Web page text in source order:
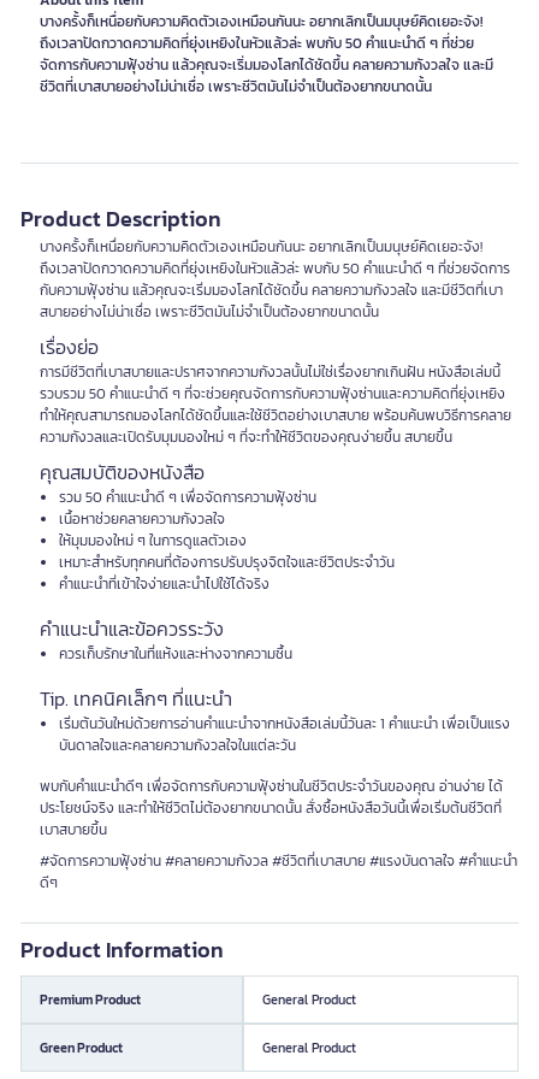
บางครั้งก็เหนื่อยกับความคิดตัวเองเหมือนกันนะ อยากเลิกเป็นมนุษย์คิดเยอะจัง!
ถึงเวลาปัดกวาดความคิดที่ยุ่งเหยิงในหัวแล้วล่ะ พบกับ 50 คำแนะนำดี ๆ ที่ช่วย
จัดการกับความฟุ้งซ่าน แล้วคุณจะเริ่มมองโลกได้ชัดขึ้น คลายความกังวลใจ และมี
ชีวิตที่เบาสบายอย่างไม่น่าเชื่อ เพราะชีวิตมันไม่จำเป็นต้องยากขนาดนั้น
Product Description
บางครั้งก็เหนื่อยกับความคิดตัวเองเหมือนกันนะ อยากเลิกเป็นมนุษย์คิดเยอะจัง!
ถึงเวลาปัดกวาดความคิดที่ยุ่งเหยิงในหัวแล้วล่ะ พบกับ 50 คำแนะนำดี ๆ ที่ช่วยจัดการ
กับความฟุ้งซ่าน แล้วคุณจะเริ่มมองโลกได้ชัดขึ้น คลายความกังวลใจ และมีชีวิตที่เบา
สบายอย่างไม่น่าเชื่อ เพราะชีวิตมันไม่จำเป็นต้องยากขนาดนั้น
เรื่องย่อ
การมีชีวิตที่เบาสบายและปราศจากความกังวลนั้นไม่ใช่เรื่องยากเกินฝัน หนังสือเล่มนี้
รวบรวม 50 คำแนะนำดี ๆ ที่จะช่วยคุณจัดการกับความฟุ้งซ่านและความคิดที่ยุ่งเหยิง
ทำให้คุณสามารถมองโลกได้ชัดขึ้นและใช้ชีวิตอย่างเบาสบาย พร้อมค้นพบวิธีการคลาย
ความกังวลและเปิดรับมุมมองใหม่ ๆ ที่จะทำให้ชีวิตของคุณง่ายขึ้น สบายขึ้น
คุณสมบัติของหนังสือ
รวม 50 คำแนะนำดี ๆ เพื่อจัดการความฟุ้งซ่าน
เนื้อหาช่วยคลายความกังวลใจ
ให้มุมมองใหม่ ๆ ในการดูแลตัวเอง
เหมาะสำหรับทุกคนที่ต้องการปรับปรุงจิตใจและชีวิตประจำวัน
คำแนะนำที่เข้าใจง่ายและนำไปใช้ได้จริง
คำแนะนำและข้อควรระวัง
ควรเก็บรักษาในที่แห้งและห่างจากความชื้น
Tip. เทคนิคเล็กๆ ที่แนะนำ
เริ่มต้นวันใหม่ด้วยการอ่านคำแนะนำจากหนังสือเล่มนี้วันละ 1 คำแนะนำ เพื่อเป็นแรง
บันดาลใจและคลายความกังวลใจในแต่ละวัน
พบกับคำแนะนำดีๆ เพื่อจัดการกับความฟุ้งซ่านในชีวิตประจำวันของคุณ อ่านง่าย ได้
ประโยชน์จริง และทำให้ชีวิตไม่ต้องยากขนาดนั้น สั่งซื้อหนังสือวันนี้เพื่อเริ่มต้นชีวิตที่
เบาสบายขึ้น
#จัดการความฟุ้งซ่าน #คลายความกังวล #ชีวิตที่เบาสบาย #แรงบันดาลใจ #คำแนะนำ
ดีๆ
Product Information
Premium Product General Product
Green Product General Product